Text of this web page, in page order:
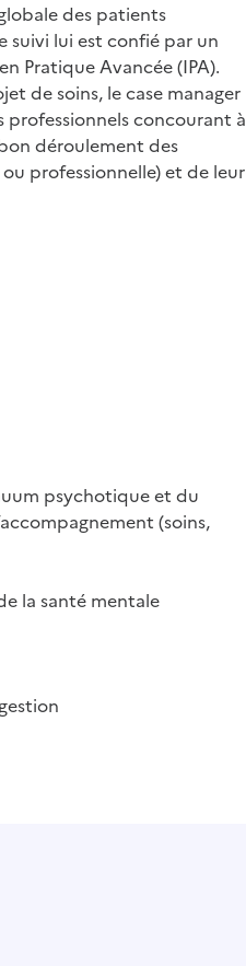
des patients
lui est confié par un
Pratique Avancée (IPA).
de soins, le case manager
concourant à
déroulement des
professionnelle) et de leur
psychotique et du
(soins,
santé mentale